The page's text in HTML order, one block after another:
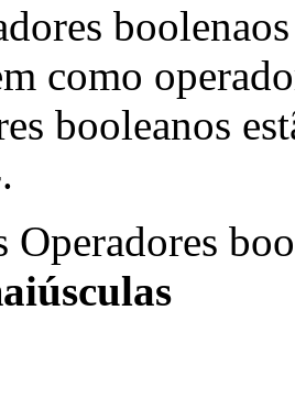
como
booleanos
.
Operadores